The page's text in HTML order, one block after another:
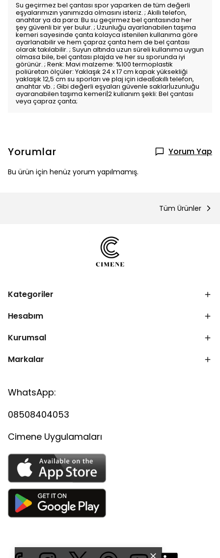
Su geçirmez bel çantası spor yaparken de tüm değerli
eşyalarımızın yanımızda olmasını isteriz. ; Akıllı telefon,
anahtar ya da para: Bu su geçirmez bel çantasında her
şey güvenli bir yer bulur. ; Uzunluğu ayarlanabilen taşıma
kemeri sayesinde çanta kolayca istenilen kullanıma göre
ayarlanabilir ve hem çapraz çanta hem de bel çantası
olarak takılabilir. ; Suyun altında uzun süreli kullanıma uygun
olmasa bile, bel çantası plajda ve her su sporunda iyi
görünür. ; Renk: Mavi malzeme: %100 termoplastik
poliüretan ölçüler: Yaklaşık 24 x 17 cm kapak yüksekliği
yaklaşık 12,5 cm su sporları ve plaj için ideal|akıllı telefon,
anahtar vb. ; Gibi değerli eşyaları güvenle saklar|uzunluğu
ayaranabilen taşıma kemeri|2 kullanım şekli: Bel çantası
veya çapraz çanta;
Yorumlar Yorum Yap
Bu ürün için henüz yorum yapılmamış.
Tüm Ürünler
Kategoriler
Hesabım
Kurumsal
Markalar
WhatsApp:
08508404053
Cimene Uygulamaları